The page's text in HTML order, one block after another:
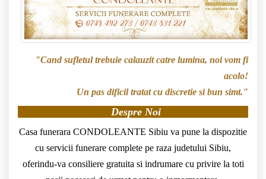
"Cand sufletul trebuie calauzit catre lumina, noi vom fi
acolo!
Un pas dificil tratat cu discretie si bun simt."
Despre Noi
Casa funerara CONDOLEANTE Sibiu va pune la dispozitie
cu servicii funerare complete pe raza judetului Sibiu,
oferindu-va consiliere gratuita si indrumare cu privire la toti